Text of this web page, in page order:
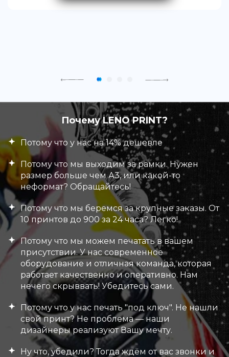
Почему LENO PRINT?
Потому что у нас на 14% дешевле
Потому что мы выходим за рамки. Нужен
размер больше чем А3, или какой-то
неформат? Обращайтесь!
Потому что мы беремся за крупные заказы. От
10 принтов до 900 за 24 часа? Легко!
Потому что мы можем печатать в вашем
присутствии. У нас современное
оборудование и отличная команда, которая
работает качественно и оперативно. Нам
нечего скрыввать! Убедитесь сами.
Потому что у нас печать "под ключ". Не нашли
свой принт? Не проблема — наши
дизайнеры реализуют Вашу мечту.
Ну что, убедили? Тогда ждём от вас звонки и